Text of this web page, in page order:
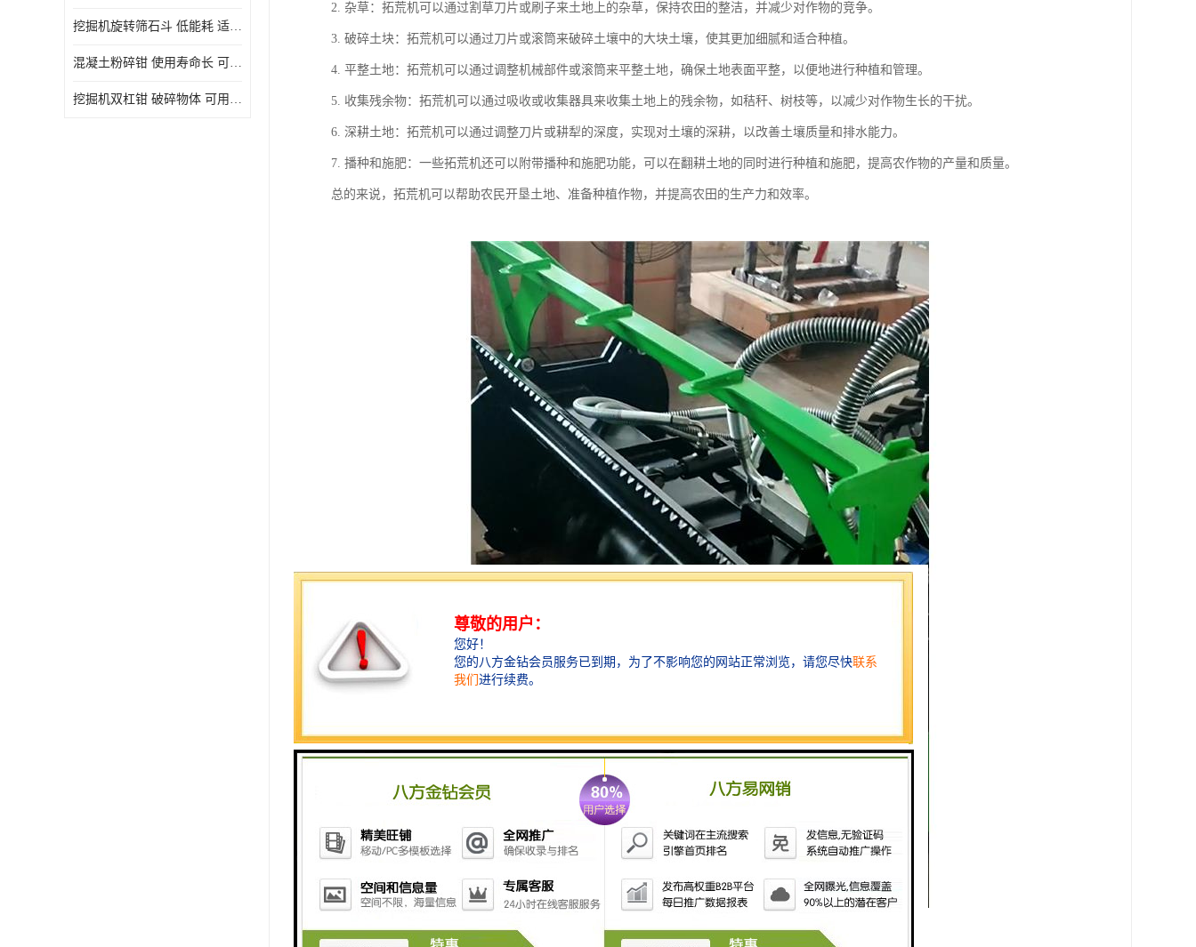
挖掘机旋转筛石斗 低能耗 适用范围广
混凝土粉碎钳 使用寿命长 可用于多种场合
挖掘机双杠钳 破碎物体 可用于多种场合
2. 杂草：拓荒机可以通过割草刀片或刷子来土地上的杂草，保持农田的整洁，并减少对作物的竞争。
3. 破碎土块：拓荒机可以通过刀片或滚筒来破碎土壤中的大块土壤，使其更加细腻和适合种植。
4. 平整土地：拓荒机可以通过调整机械部件或滚筒来平整土地，确保土地表面平整，以便地进行种植和管理。
5. 收集残余物：拓荒机可以通过吸收或收集器具来收集土地上的残余物，如秸秆、树枝等，以减少对作物生长的干扰。
6. 深耕土地：拓荒机可以通过调整刀片或耕犁的深度，实现对土壤的深耕，以改善土壤质量和排水能力。
7. 播种和施肥：一些拓荒机还可以附带播种和施肥功能，可以在翻耕土地的同时进行种植和施肥，提高农作物的产量和质量。
总的来说，拓荒机可以帮助农民开垦土地、准备种植作物，并提高农田的生产力和效率。